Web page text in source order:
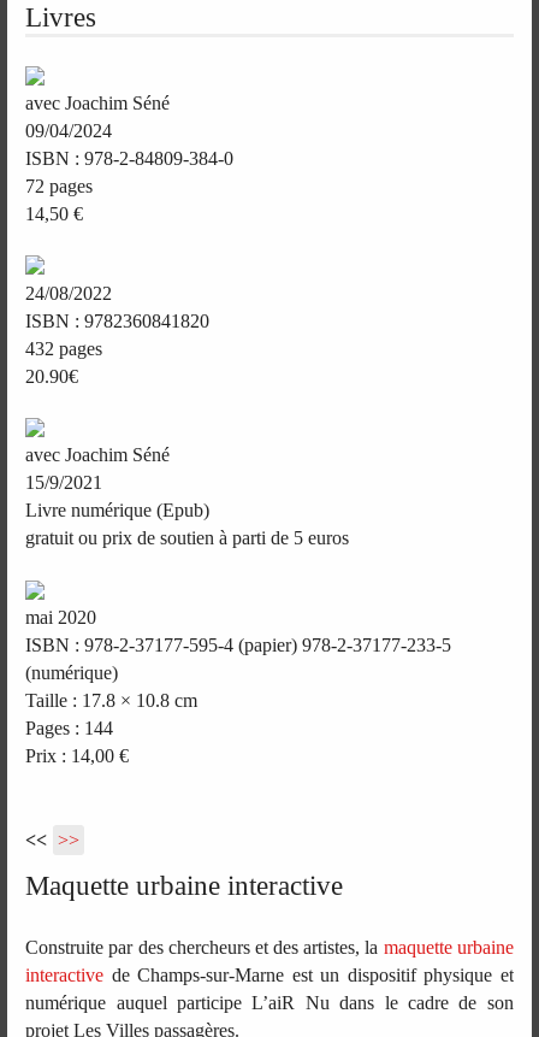
Livres
avec Joachim Séné
09/04/2024
ISBN : 978-2-84809-384-0
72 pages
14,50 €
24/08/2022
ISBN : 9782360841820
432 pages
20.90€
avec Joachim Séné
15/9/2021
Livre numérique (Epub)
gratuit ou prix de soutien à parti de 5 euros
mai 2020
ISBN : 978-2-37177-595-4 (papier) 978-2-37177-233-5
(numérique)
Taille : 17.8 × 10.8 cm
Pages : 144
Prix : 14,00 €
<< >>
Maquette urbaine interactive
Construite par des chercheurs et des artistes, la maquette urbaine
interactive de Champs-sur-Marne est un dispositif physique et
numérique auquel participe L’aiR Nu dans le cadre de son
projet Les Villes passagères.